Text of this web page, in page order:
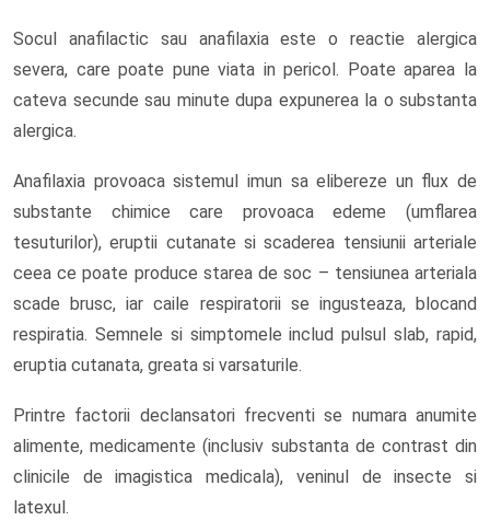
Socul anafilactic sau anafilaxia este o reactie alergica
severa, care poate pune viata in pericol. Poate aparea la
cateva secunde sau minute dupa expunerea la o substanta
alergica.
Anafilaxia provoaca sistemul imun sa elibereze un flux de
substante chimice care provoaca edeme (umflarea
tesuturilor), eruptii cutanate si scaderea tensiunii arteriale
ceea ce poate produce starea de soc – tensiunea arteriala
scade brusc, iar caile respiratorii se ingusteaza, blocand
respiratia. Semnele si simptomele includ pulsul slab, rapid,
eruptia cutanata, greata si varsaturile.
Printre factorii declansatori frecventi se numara anumite
alimente, medicamente (inclusiv substanta de contrast din
clinicile de imagistica medicala), veninul de insecte si
latexul.